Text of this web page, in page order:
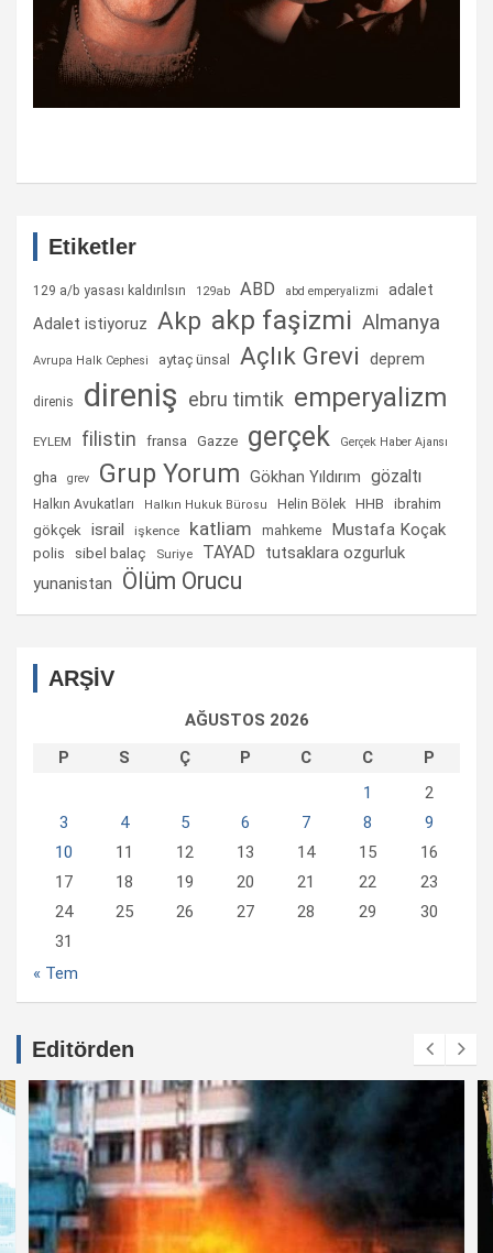
Etiketler
129 a/b yasası kaldırılsın 129ab ABD abd emperyalizmi adalet
Adalet istiyoruz Akp akp faşizmi Almanya
Avrupa Halk Cephesi aytaç ünsal Açlık Grevi deprem
direnis direniş ebru timtik emperyalizm
EYLEM filistin fransa Gazze gerçek Gerçek Haber Ajansı
gha grev Grup Yorum Gökhan Yıldırım gözaltı
Halkın Avukatları Halkın Hukuk Bürosu Helin Bölek HHB
ibrahim
gökçek
israil işkence katliam mahkeme Mustafa Koçak
polis sibel balaç Suriye TAYAD
tutsaklara ozgurluk
yunanistan
Ölüm Orucu
ARŞİV
AĞUSTOS 2026
P
S Ç P C C
P
1
2
3
4 5 6 7 8
9
10
11 12 13 14 15
16
17
18 19 20 21 22
23
24
25 26 27 28 29
30
31
« Tem
Editörden